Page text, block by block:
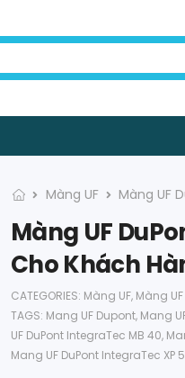
Màng UF Màng UF
Màng UF
Cho Khách
CATEGORIES: Màng UF, Màng
TAGS: Mang UF Dupont, Mang
UF DuPont IntegraTec MB 40,
Mang UF DuPont IntegraTec XP